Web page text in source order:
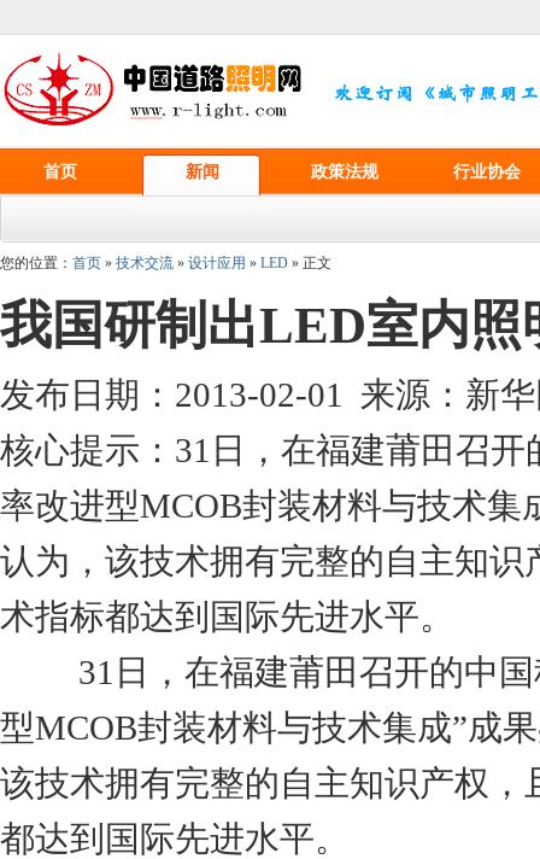
首页 新闻 政策法规 行业协会
您的位置： 首页 » 技术交流 » 设计应用 » LED » 正文
我国研制出LED室内
发布日期：2013-02-01 来源：新
核心提示：31日，在福建莆田召
率改进型MCOB封装材料与技术
认为，该技术拥有完整的自主知
术指标都达到国际先进水平。
31日，在福建莆田召开的中国
型MCOB封装材料与技术集成”成
该技术拥有完整的自主知识产权
都达到国际先进水平。